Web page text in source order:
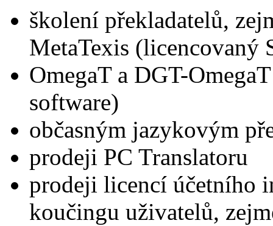
školení překladatelů,
MetaTexis (licencovaný
OmegaT a DGT-
software)
občasným jazykovým
prodeji PC Translatoru
prodeji licencí účetního
koučingu uživatelů,